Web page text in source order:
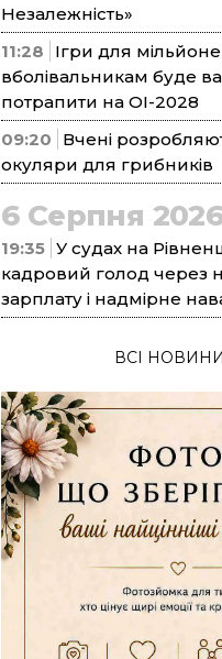
Незалежність»
11:28
Ігри для
вболівальникам буде
потрапити на ОІ-2028
09:20
Вчені
окуляри для грибників
6 Серпня
19:35 У судах на
кадровий голод через
зарплату і надмірне
ВСІ НОВИНИ